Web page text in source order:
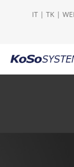
IT | TK |